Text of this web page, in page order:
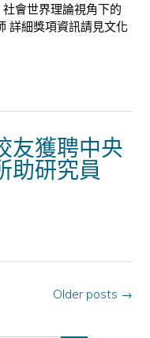
會世界理論視角下的
詳細獎項資訊請見文化
友獲聘中央
助研究員
Older posts →